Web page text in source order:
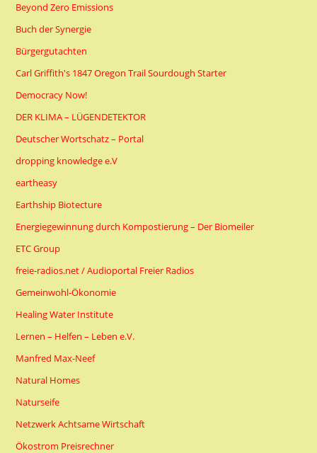
Beyond Zero Emissions
Buch der Synergie
Bürgergutachten
Carl Griffith's 1847 Oregon Trail Sourdough Starter
Democracy Now!
DER KLIMA – LÜGENDETEKTOR
Deutscher Wortschatz – Portal
dropping knowledge e.V
eartheasy
Earthship Biotecture
Energiegewinnung durch Kompostierung – Der Biomeiler
ETC Group
freie-radios.net / Audioportal Freier Radios
Gemeinwohl-Ökonomie
Healing Water Institute
Lernen – Helfen – Leben e.V.
Manfred Max-Neef
Natural Homes
Naturseife
Netzwerk Achtsame Wirtschaft
Ökostrom Preisrechner